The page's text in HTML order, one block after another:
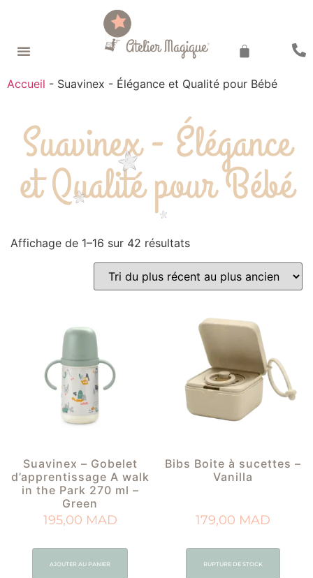
Accueil - Suavinex - Élégance et Qualité pour Bébé
Suavinex - Élégance
et Qualité pour Bébé
Affichage de 1–16 sur 42 résultats
Suavinex – Gobelet
d’apprentissage A walk
in the Park 270 ml –
Green
195,00 MAD
AJOUTER AU PANIER
Bibs Boite à sucettes –
Vanilla
179,00 MAD
RUPTURE DE STOCK